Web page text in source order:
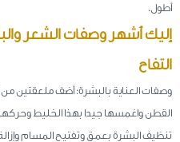
أطول.
إليك أشهر وصفات الشعر
التفاح
وصفات العناية بالبشرة: أضف ملعقتين
القطن واغمسها جيدا بهذا الخليط
تنظيف البشرة بعمق وتفتيح المسام وإزالة